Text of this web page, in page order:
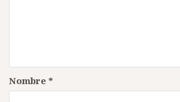
Nombre *